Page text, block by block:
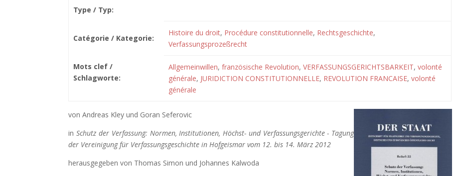
Type / Typ:
Catégorie / Kategorie:
Histoire du droit, Procédure constitutionnelle, Rechtsgeschichte,
Verfassungsprozeßrecht
Mots clef /
Schlagworte:
Allgemeinwillen, französische Revolution, VERFASSUNGSGERICHTSBARKEIT, volonté
générale, JURIDICTION CONSTITUTIONNELLE, REVOLUTION FRANCAISE, volonté
générale
von Andreas Kley und Goran Seferovic
inSchutz der Verfassung: Normen, Institutionen, Höchst- und Verfassungsgerichte - Tagung
der Vereinigung für Verfassungsgeschichte in Hofgeismar vom 12. bis 14. März 2012
herausgegeben von Thomas Simon und Johannes Kalwoda